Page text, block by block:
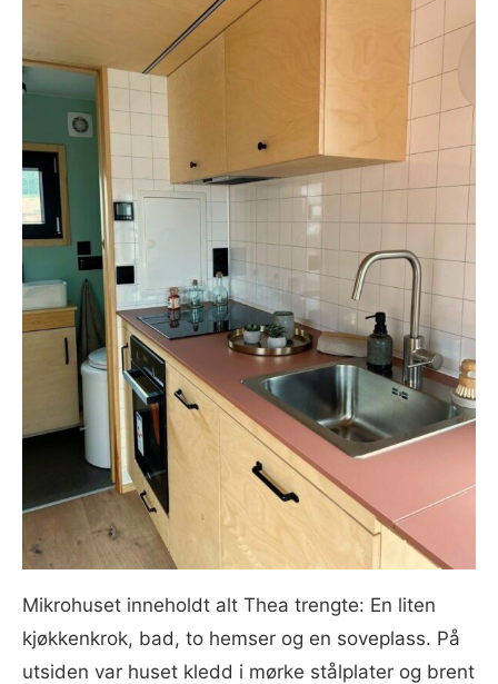
Mikrohuset inneholdt alt Thea trengte: En liten
kjøkkenkrok, bad, to hemser og en soveplass. På
utsiden var huset kledd i mørke stålplater og brent